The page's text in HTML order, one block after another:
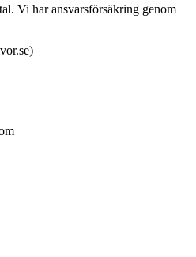
Vi har ansvarsförsäkring genom